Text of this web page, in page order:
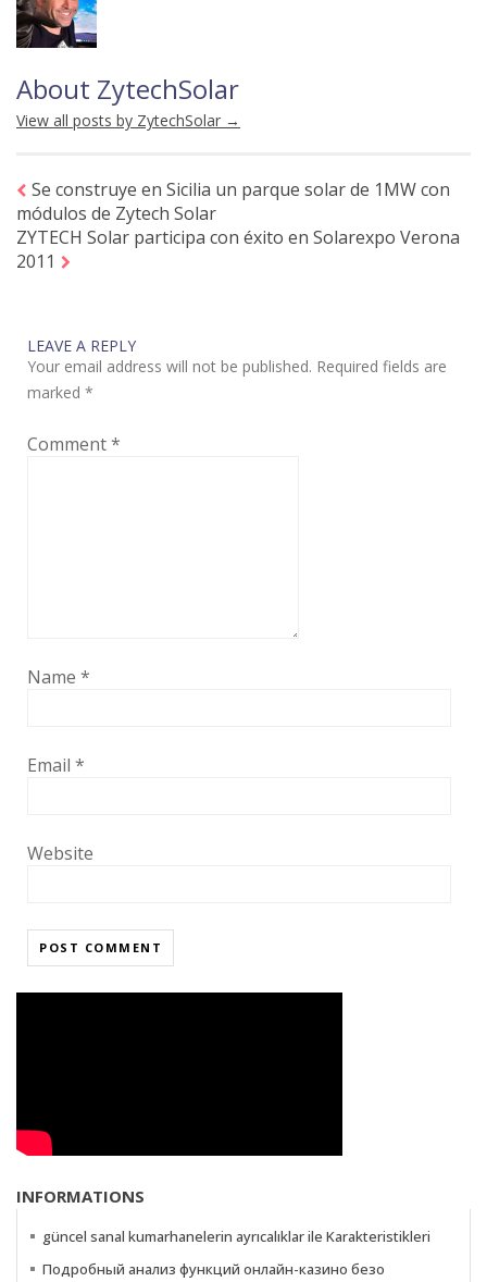
About ZytechSolar
View all posts by ZytechSolar →
Se construye en Sicilia un parque solar de 1MW con
módulos de Zytech Solar
ZYTECH Solar participa con éxito en Solarexpo Verona
2011
LEAVE A REPLY
Your email address will not be published. Required fields are
marked *
Comment*
Name *
Email *
Website
INFORMATIONS
güncel sanal kumarhanelerin ayrıcalıklar ile Karakteristikleri
Подробный анализ функций онлайн-казино безо